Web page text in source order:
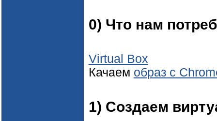
0) Что нам
Virtual Box
Качаем образ с
1) Создаем